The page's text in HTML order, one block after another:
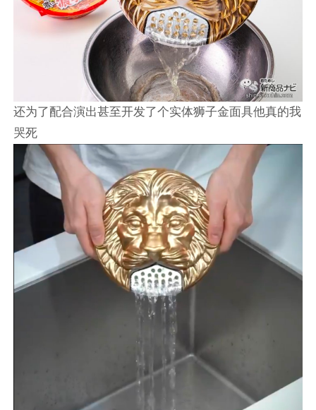
还为了配合演出甚至开发了个实体狮子金面具他真的我
哭死